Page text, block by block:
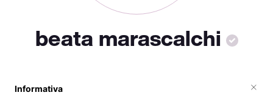
beata marascalchi
Informativa ×